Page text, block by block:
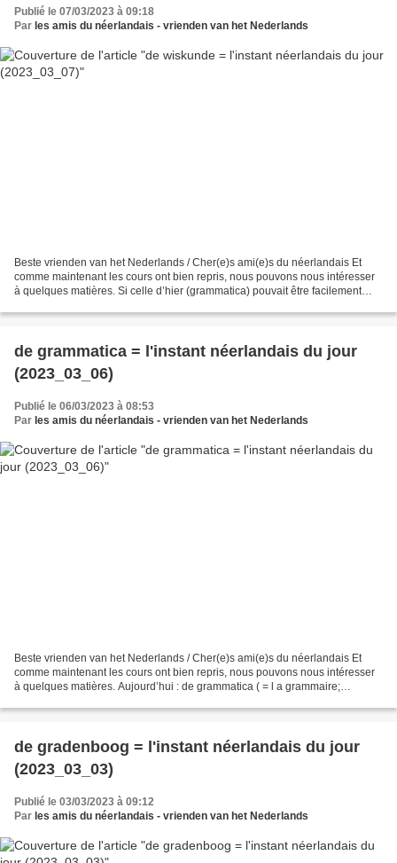
Publié le 07/03/2023 à 09:18
Par les amis du néerlandais - vrienden van het Nederlands
Beste vrienden van het Nederlands / Cher(e)s ami(e)s du néerlandais Et
comme maintenant les cours ont bien repris, nous pouvons nous intéresser
à quelques matières. Si celle d’hier (grammatica) pouvait être facilement
de grammatica = l'instant néerlandais du jour
(2023_03_06)
Publié le 06/03/2023 à 08:53
Par les amis du néerlandais - vrienden van het Nederlands
Beste vrienden van het Nederlands / Cher(e)s ami(e)s du néerlandais Et
comme maintenant les cours ont bien repris, nous pouvons nous intéresser
à quelques matières. Aujourd’hui : de grammatica ( = l a grammaire;
grammatica.ogg...
de gradenboog = l'instant néerlandais du jour
(2023_03_03)
Publié le 03/03/2023 à 09:12
Par les amis du néerlandais - vrienden van het Nederlands